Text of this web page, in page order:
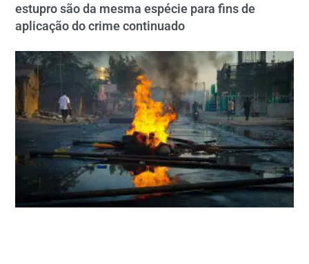
estupro são da mesma espécie para fins de
aplicação do crime continuado